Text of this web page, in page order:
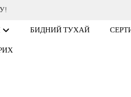
БИДНИЙ ТУХАЙ